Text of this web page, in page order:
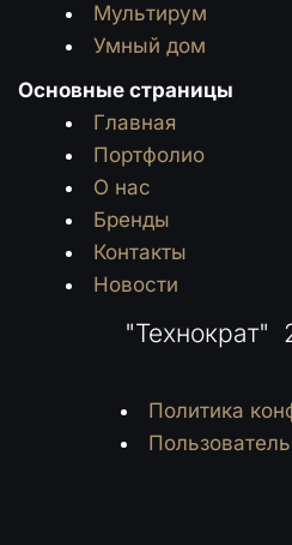
Мультирум
Умный дом
Основные страницы
Главная
Портфолио
О нас
Бренды
Контакты
Новости
"Технократ"
Политика